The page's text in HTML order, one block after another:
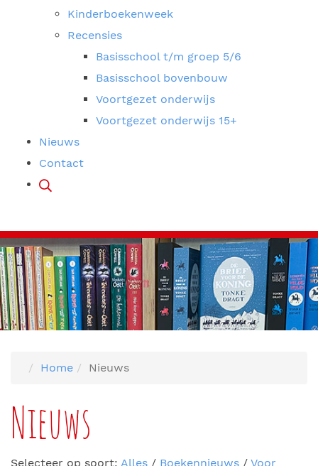
Kinderboekenweek
Recensies
Basisschool t/m groep 5/6
Basisschool bovenbouw
Voortgezet onderwijs
Voortgezet onderwijs 15+
Nieuws
Contact
Home Nieuws
Nieuws
Selecteer op soort: Alles / Boekennieuws / Voor